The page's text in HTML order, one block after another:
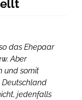
das Ehepaar
Aber
und somit
Deutschland
jedenfalls